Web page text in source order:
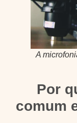
A
Por
comum